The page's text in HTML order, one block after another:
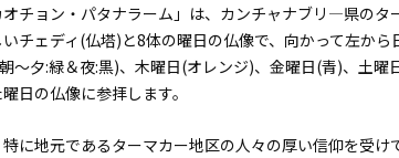
オチョン・パタナラーム」は、カンチャナブリ―県の
チェディ(仏塔)と8体の曜日の仏像で、向かって左か
～夕:緑＆夜:黒)、木曜日(オレンジ)、金曜日(青)、土曜
日の仏像に参拝します。
に地元であるターマカー地区の人々の厚い信仰を受